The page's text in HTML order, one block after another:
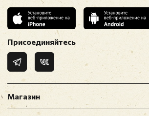
Магазин
Присоединяйтесь